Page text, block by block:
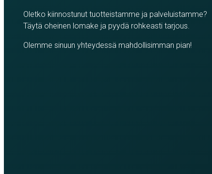
Oletko kiinnostunut tuotteistamme ja palveluistamme?
Täytä oheinen lomake ja pyydä rohkeasti tarjous.
Olemme sinuun yhteydessä mahdollisimman pian!